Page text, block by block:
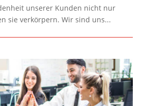
unserer Kunden nicht nur
sie verkörpern. Wir sind uns...